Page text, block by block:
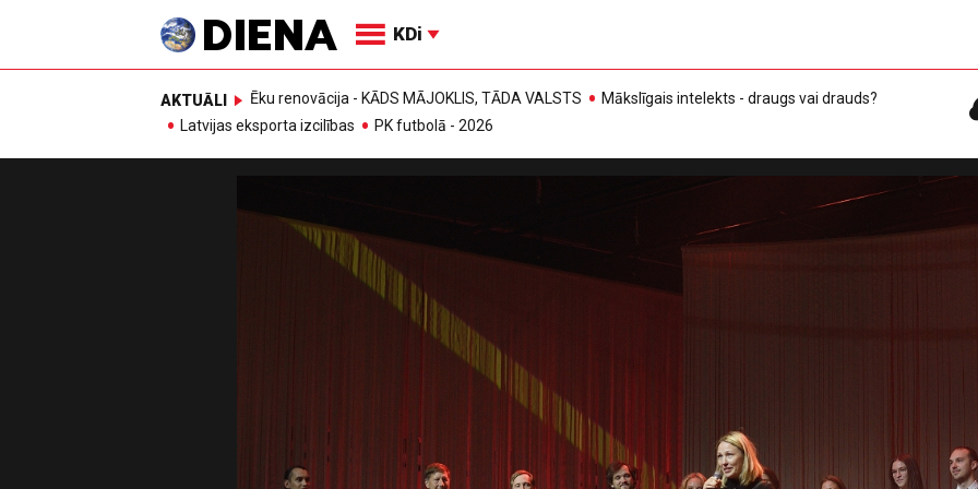
KDi
AKTUĀLI Ēku renovācija - KĀDS MĀJOKLIS, TĀDA VALSTS
Mākslīgais intelekts - draugs vai drauds?
Latvijas eksporta izcilības
PK futbolā - 2026